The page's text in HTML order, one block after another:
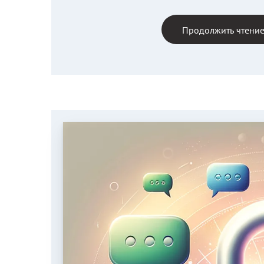
Продолжить чтение